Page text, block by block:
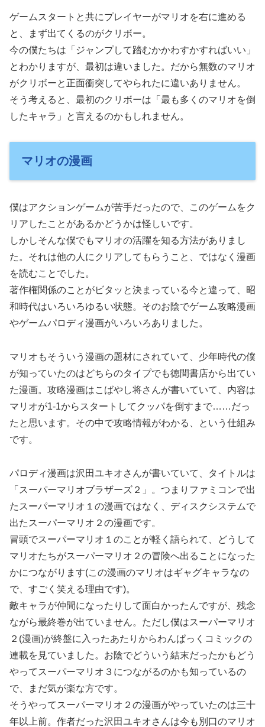
ゲームスタートと共にプレイヤーがマリオを右に進める
と、まず出てくるのがクリボー。
今の僕たちは「ジャンプして踏むかかわすかすればいい」
とわかりますが、最初は違いました。だから無数のマリオ
がクリボーと正面衝突してやられたに違いありません。
そう考えると、最初のクリボーは「最も多くのマリオを倒
したキャラ」と言えるのかもしれません。
マリオの漫画
僕はアクションゲームが苦手だったので、このゲームをク
リアしたことがあるかどうかは怪しいです。
しかしそんな僕でもマリオの活躍を知る方法がありまし
た。それは他の人にクリアしてもらうこと、ではなく漫画
を読むことでした。
著作権関係のことがビタッと決まっている今と違って、昭
和時代はいろいろゆるい状態。そのお陰でゲーム攻略漫画
やゲームパロディ漫画がいろいろありました。
マリオもそういう漫画の題材にされていて、少年時代の僕
が知っていたのはどちらのタイプでも徳間書店から出てい
た漫画。攻略漫画はこばやし将さんが書いていて、内容は
マリオが1-1からスタートしてクッパを倒すまで……だっ
たと思います。その中で攻略情報がわかる、という仕組み
です。
パロディ漫画は沢田ユキオさんが書いていて、タイトルは
「スーパーマリオブラザーズ２」。つまりファミコンで出
たスーパーマリオ１の漫画ではなく、ディスクシステムで
出たスーパーマリオ２の漫画です。
冒頭でスーパーマリオ１のことが軽く語られて、どうして
マリオたちがスーパーマリオ２の冒険へ出ることになった
かにつながります(この漫画のマリオはギャグキャラなの
で、すごく笑える理由です)。
敵キャラが仲間になったりして面白かったんですが、残念
ながら最終巻が出ていません。ただし僕はスーパーマリオ
２(漫画)が終盤に入ったあたりからわんぱっくコミックの
連載を見ていました。お陰でどういう結末だったかもどう
やってスーパーマリオ３につながるのかも知っているの
で、まだ気が楽な方です。
そうやってスーパーマリオ２の漫画がやっていたのは三十
年以上前。作者だった沢田ユキオさんは今も別口のマリオ